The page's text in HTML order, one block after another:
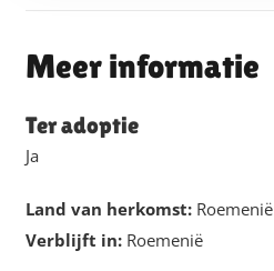
Meer informatie
Ter adoptie
Ja
Land van herkomst: Roemenië
Verblijft in: Roemenië